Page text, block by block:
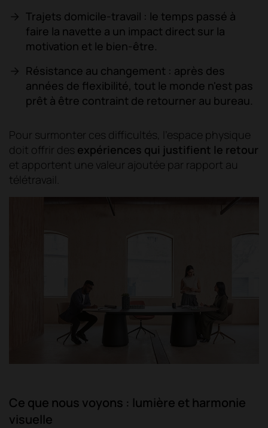
Trajets domicile-travail : le temps passé à
faire la navette a un impact direct sur la
motivation et le bien-être.
Résistance au changement : après des
années de flexibilité, tout le monde n'est pas
prêt à être contraint de retourner au bureau.
Pour surmonter ces difficultés, l'espace physique
doit offrir des expériences qui justifient le retour
et apportent une valeur ajoutée par rapport au
télétravail.
Ce que nous voyons : lumière et harmonie
visuelle